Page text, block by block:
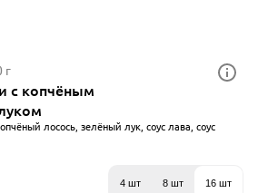
г
с копчёным
лосось, зелёный лук, соус лава, соус
4 шт 8 шт 16 шт